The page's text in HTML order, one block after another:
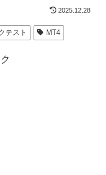
2025.12.28
テスト MT4